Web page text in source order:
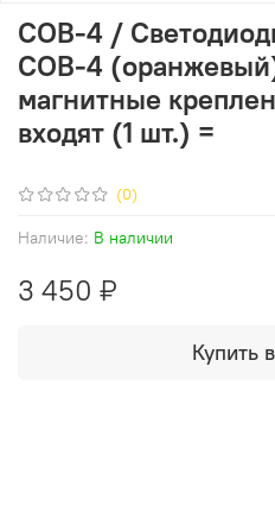
(0)
Наличие: В наличии
COB-4 /
COB-4
магнитные
входят (1 шт.) =
3 450 ₽
Купить